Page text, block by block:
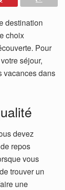
destination
choix
Pour
séjour,
vacances dans
devez
repos
vous
trouver un
une